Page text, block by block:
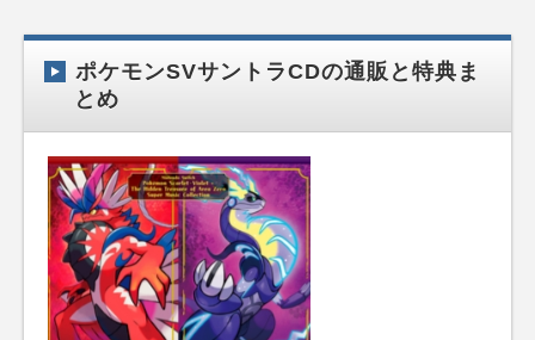
ポケモンSVサントラCDの通販と特典ま
とめ